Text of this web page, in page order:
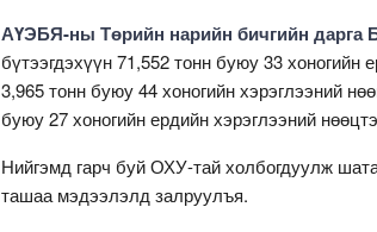
АҮЭБЯ-ны Төрийн нарийн бичгийн дарга
бүтээгдэхүүн 71,552 тонн буюу 33 хоногийн
3,965 тонн буюу 44 хоногийн хэрэглээний
буюу 27 хоногийн ердийн хэрэглээний
Нийгэмд гарч буй ОХУ-тай холбогдуулж
ташаа мэдээлэлд залруулъя.